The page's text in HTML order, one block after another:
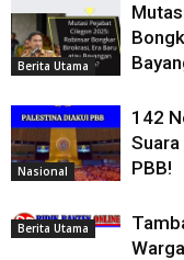
Berita Utama
Nasional
142
PBB!
Berita Utama